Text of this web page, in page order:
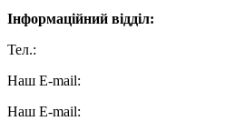
Інформаційний відділ:
Тел.:
Наш E-mail:
Наш E-mail: